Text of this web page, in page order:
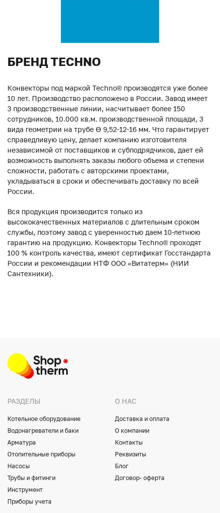
БРЕНД TECHNO
Конвекторы под маркой Techno® производятся уже более
10 лет. Производство расположено в России. Завод имеет
3 производственные линии, насчитывает более 150
сотрудников, 10.000 кв.м. производственной площади, 3
вида геометрии на трубе ϴ 9,52-12-16 мм. Что гарантирует
справедливую цену, делает компанию изготовителя
независимой от поставщиков и субподрядчиков, дает ей
возможность выполнять заказы любого объема и степени
сложности, работать с авторскими проектами,
укладываться в сроки и обеспечивать доставку по всей
России.
Вся продукция производится только из
высококачественных материалов с длительным сроком
службы, поэтому завод с уверенностью даем 10-летнюю
гарантию на продукцию. Конвекторы Techno® проходят
100 % контроль качества, имеют сертификат Госстандарта
России и рекомендации НТФ ООО «Витатерм» (НИИ
Сантехники).
РАЗДЕЛЫ
Котельное оборудование
Водонагреватели и баки
Арматура
Отопительные приборы
Насосы
Трубы и фитинги
Инструмент
Приборы учета
О НАС
Доставка и оплата
О компании
Контакты
Реквизиты
Блог
Договор- оферта